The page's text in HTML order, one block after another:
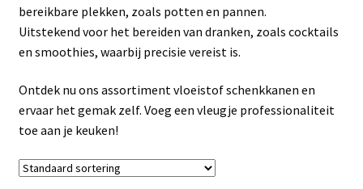
Overzicht
Retourbeleid
Videos
bereikbare plekken, zoals potten en pannen.
Uitstekend voor het bereiden van dranken, zoals cocktails
en smoothies, waarbij precisie vereist is.
Ontdek nu ons assortiment vloeistof schenkkanen en
ervaar het gemak zelf. Voeg een vleugje professionaliteit
toe aan je keuken!